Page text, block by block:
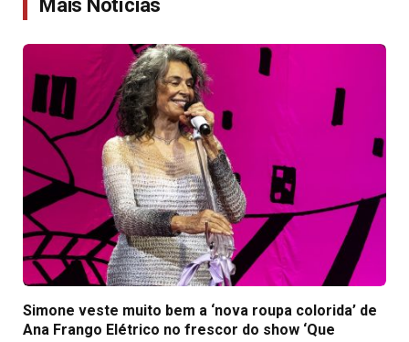
Mais Notícias
Simone veste muito bem a ‘nova roupa colorida’ de
Ana Frango Elétrico no frescor do show ‘Que